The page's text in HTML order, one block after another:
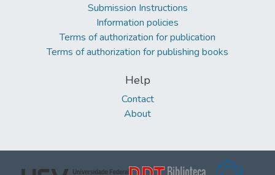
Submission Instructions
Information policies
Terms of authorization for publication
Terms of authorization for publishing books
Help
Contact
About